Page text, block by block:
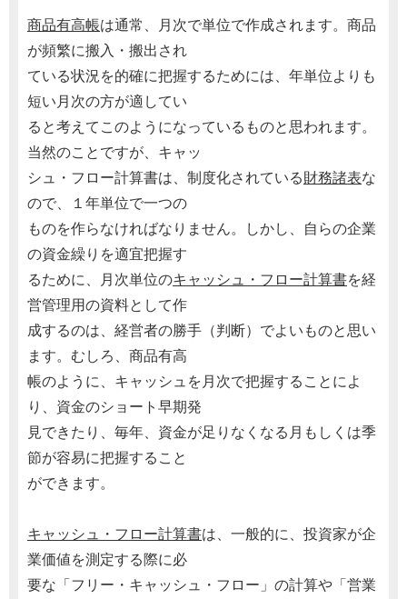
商品有高帳は通常、月次で単位で作成されます。商品
が頻繁に搬入・搬出され
ている状況を的確に把握するためには、年単位よりも
短い月次の方が適してい
ると考えてこのようになっているものと思われます。
当然のことですが、キャッ
シュ・フロー計算書は、制度化されている財務諸表な
ので、１年単位で一つの
ものを作らなければなりません。しかし、自らの企業
の資金繰りを適宜把握す
るために、月次単位のキャッシュ・フロー計算書を経
営管理用の資料として作
成するのは、経営者の勝手（判断）でよいものと思い
ます。むしろ、商品有高
帳のように、キャッシュを月次で把握することによ
り、資金のショート早期発
見できたり、毎年、資金が足りなくなる月もしくは季
節が容易に把握すること
ができます。
キャッシュ・フロー計算書は、一般的に、投資家が企
業価値を測定する際に必
要な「フリー・キャッシュ・フロー」の計算や「営業